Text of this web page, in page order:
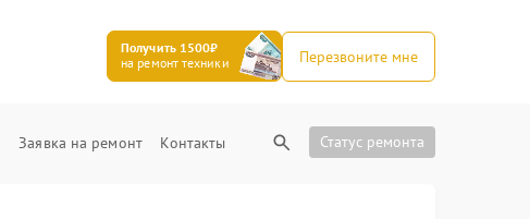
Получить 1500₽
на ремонт техники
Перезвоните мне
Заявка на ремонт Контакты Статус ремонта